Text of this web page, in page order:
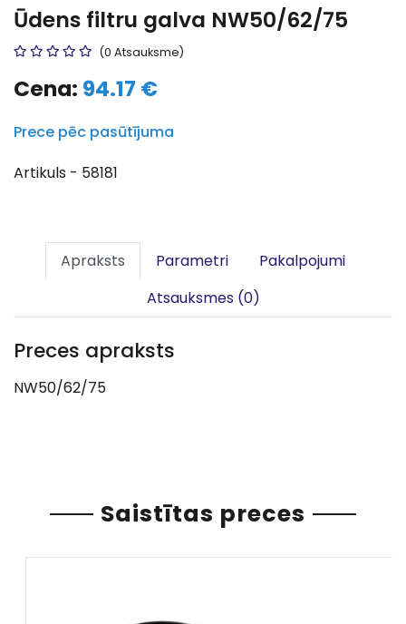
Ūdens filtru galva NW50/62/75
(0 Atsauksme)
Cena: 94.17 €
Prece pēc pasūtījuma
Artikuls - 58181
Apraksts Parametri
Pakalpojumi
Atsauksmes (0)
Preces apraksts
NW50/62/75
Saistītas preces